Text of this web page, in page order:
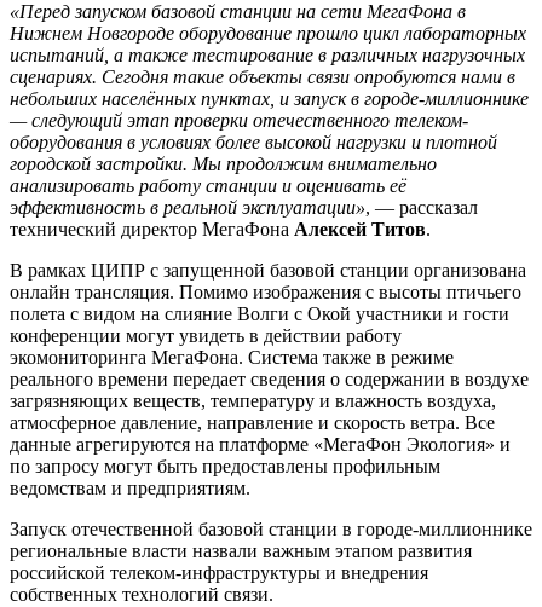
«Перед запуском базовой станции на сети МегаФона в
Нижнем Новгороде оборудование прошло цикл лабораторных
испытаний, а также тестирование в различных нагрузочных
сценариях. Сегодня такие объекты связи опробуются нами в
небольших населённых пунктах, и запуск в городе-миллионнике
— следующий этап проверки отечественного телеком-
оборудования в условиях более высокой нагрузки и плотной
городской застройки. Мы продолжим внимательно
анализировать работу станции и оценивать её
эффективность в реальной эксплуатации», — рассказал
технический директор МегаФона Алексей Титов.
В рамках ЦИПР с запущенной базовой станции организована
онлайн трансляция. Помимо изображения с высоты птичьего
полета с видом на слияние Волги с Окой участники и гости
конференции могут увидеть в действии работу
экомониторинга МегаФона. Система также в режиме
реального времени передает сведения о содержании в воздухе
загрязняющих веществ, температуру и влажность воздуха,
атмосферное давление, направление и скорость ветра. Все
данные агрегируются на платформе «МегаФон Экология» и
по запросу могут быть предоставлены профильным
ведомствам и предприятиям.
Запуск отечественной базовой станции в городе-миллионнике
региональные власти назвали важным этапом развития
российской телеком-инфраструктуры и внедрения
собственных технологий связи.